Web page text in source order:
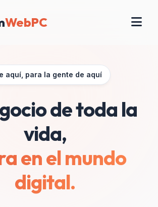
WebPC
aquí, para la gente de aquí
de toda la
vida,
en el mundo
digital.